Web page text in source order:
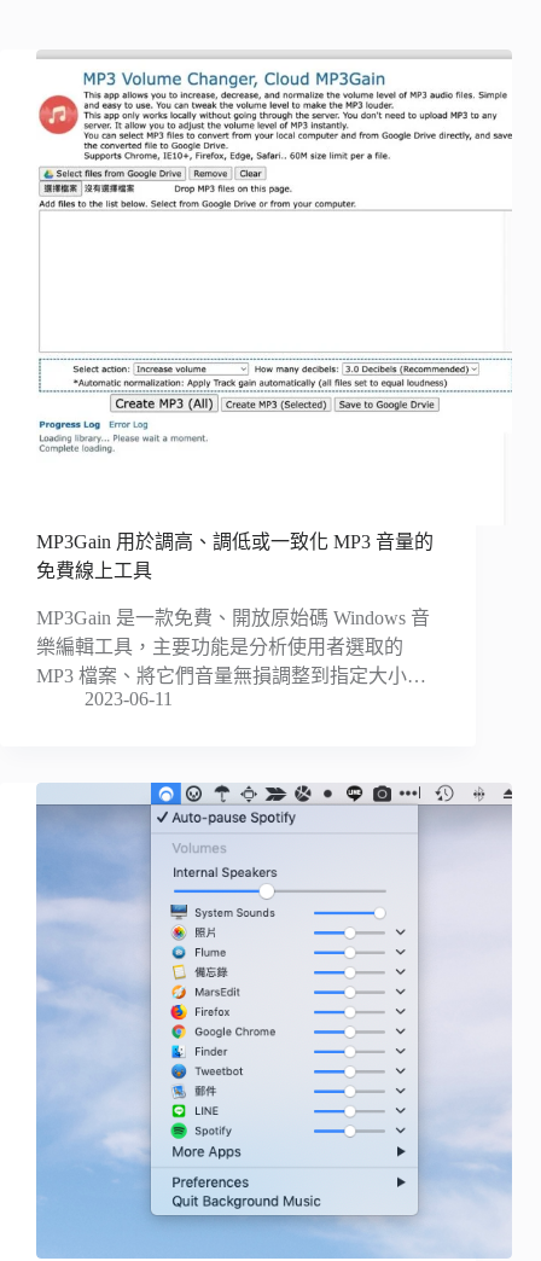
MP3Gain 用於調高、調低或一致化 MP3 音量的
免費線上工具
MP3Gain 是一款免費、開放原始碼 Windows 音
樂編輯工具，主要功能是分析使用者選取的
MP3 檔案、將它們音量無損調整到指定大小…
2023-06-11